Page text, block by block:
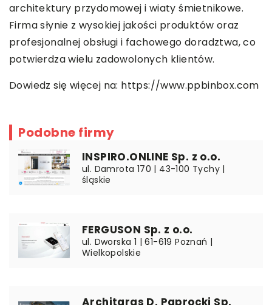
architektury przydomowej i wiaty śmietnikowe.
Firma słynie z wysokiej jakości produktów oraz
profesjonalnej obsługi i fachowego doradztwa, co
potwierdza wielu zadowolonych klientów.
Dowiedz się więcej na: https://www.ppbinbox.com
Podobne firmy
INSPIRO.ONLINE Sp. z o.o.
ul. Damrota 170 | 43-100 Tychy |
śląskie
FERGUSON Sp. z o.o.
ul. Dworska 1 | 61-619 Poznań |
Wielkopolskie
Architaras D. Paprocki Sp.